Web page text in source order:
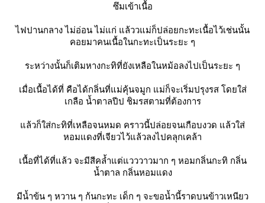
ซึมเข้าเนื้อ
ไฟปานกลาง ไม่อ่อน ไม่แก่ แล้ววแม่ก็ปล่อยกะทะเนื้อไว้เช่นนั้น
คอยมาคนเนื้อในกะทะเป็นระยะ ๆ
ระหว่างนั้นก็เติมหางกะทิที่ยังเหลือในหม้อลงไปเป็นระยะ ๆ
เมื่อเนื้อได้ที่ คือได้กลิ่นที่แม่คุ้นจมูก แม่ก็จะเริ่มปรุงรส โดยใส่
เกลือ น้ำตาลปีป ชิมรสตามที่ต้องการ
ล้วก็ใส่กะทิที่เหลือจนหมด คราวนี้ปล่อยจนเกือบงวด แล้วใส่
หอมแดงที่เจียวไว้แล้วลงไปคลุกเคล้า
เนื้อที่ได้ที่แล้ว จะมีสีคล้ำแต่แวววาวมาก ๆ หอมกลิ่นกะทิ กลิ่น
น้ำตาล กลิ่นหอมแดง
มีน้ำข้น ๆ หวาน ๆ ก้นกะทะ เด็ก ๆ จะขอน้ำนี้ราดบนข้าวเหนียว